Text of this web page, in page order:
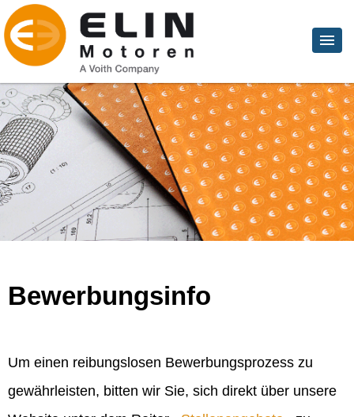
Bewerbungsinfo
Um einen reibungslosen Bewerbungsprozess zu
gewährleisten, bitten wir Sie, sich direkt über unsere